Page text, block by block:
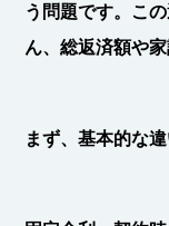
う問題です。こ
ん、総返済額や
まず、基本的な